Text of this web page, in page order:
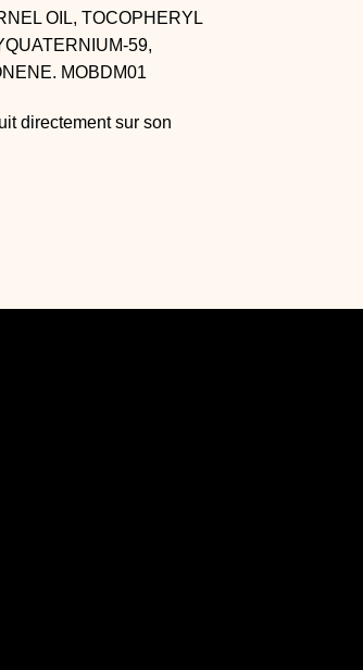
OIL, TOCOPHERYL
59,
MOBDM01
directement sur son